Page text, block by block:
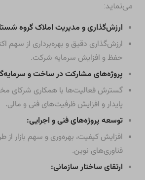
می‌نماید:
ارزش‌گذاری و مدیریت املاک گروه
ارزش‌گذاری دقیق و بهره‌برداری از سهم
حفظ و افزایش سرمایه شرکت.
پروژه‌های مشارکت در ساخت و
گسترش فعالیت‌ها با همکاری شرکای
پایدار و افزایش ظرفیت‌های فنی و مالی.
توسعه پروژه‌های فنی و اجرایی:
افزایش کیفیت، بهره‌وری و سهم بازار از
فناوری‌های نوین.
ارتقای ساختار سازمانی: